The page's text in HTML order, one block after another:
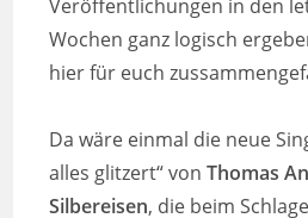
Veröffentlichungen in den
Wochen ganz logisch
hier für euch
Da wäre einmal die neue
alles glitzert“ vonThomas
Silbereisen, die beim